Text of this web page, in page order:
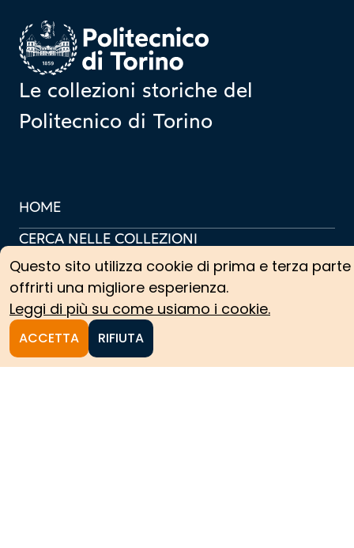
Questo sito utilizza cookie di prima e terza
offrirti una migliore esperienza.
Leggi di più su come usiamo i cookie.
ACCETTA RIFIUTA
Homepage
Le collezioni storiche del
Politecnico di Torino
HOME
CERCA NELLE COLLEZIONI
COLLEZIONI ARCHIVISTICHE
COLLEZIONI SCIENTIFICHE
PERCORSI TEMATICI
PROTAGONISTI